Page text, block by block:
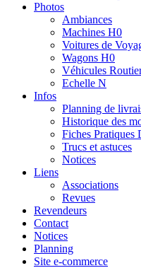
Photos
Ambiances
Machines H0
Voitures de
Wagons H0
Véhicules
Echelle N
Infos
Planning de
Historique des
Fiches Pratiques
Trucs et astuces
Notices
Liens
Associations
Revues
Revendeurs
Contact
Notices
Planning
Site e-commerce